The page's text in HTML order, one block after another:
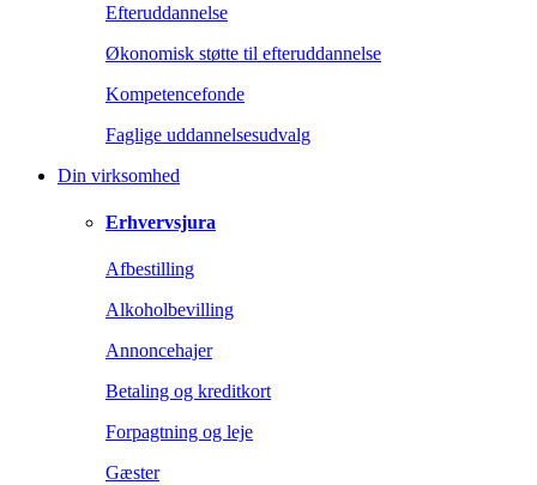
Efteruddannelse
Økonomisk støtte til efteruddannelse
Kompetencefonde
Faglige uddannelsesudvalg
Din virksomhed
Erhvervsjura
Afbestilling
Alkoholbevilling
Annoncehajer
Betaling og kreditkort
Forpagtning og leje
Gæster